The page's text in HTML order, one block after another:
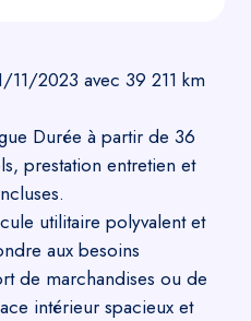
11/2023 avec 39 211 km
Durée à partir de 36
prestation entretien et
utilitaire polyvalent et
aux besoins
de marchandises ou de
intérieur spacieux et